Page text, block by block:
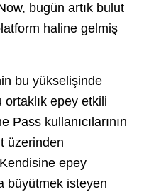
bugün artık bulut
haline gelmiş
bu yükselişinde
epey etkili
Pass kullanıcılarının
üzerinden
epey
büyütmek isteyen